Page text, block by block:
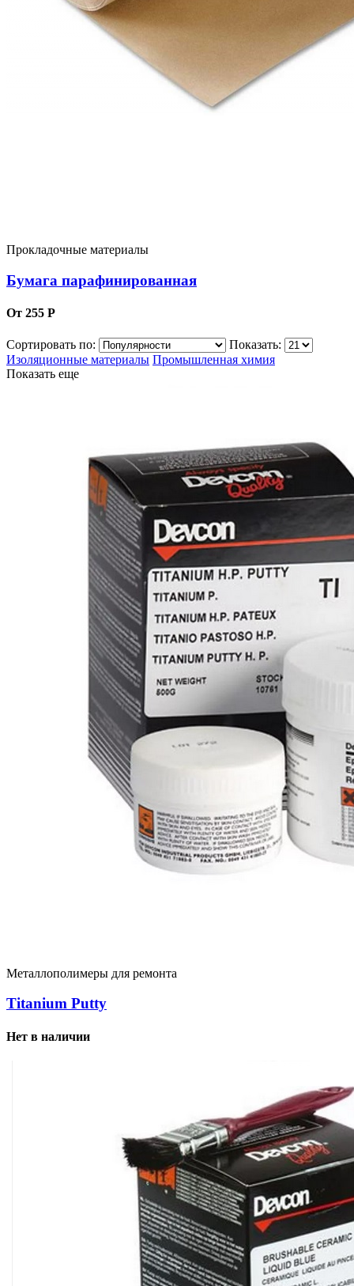
Прокладочные материалы
Бумага парафинированная
От 255 Р
Сортировать по:
Показать:
Изоляционные материалы Промышленная химия
Показать еще
Металлополимеры для ремонта
Titanium Putty
Нет в наличии